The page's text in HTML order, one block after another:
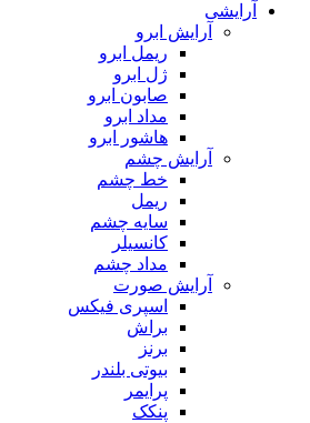
آرایشی
آرایش ابرو
ریمل ابرو
ژل ابرو
صابون ابرو
مداد ابرو
هاشور ابرو
آرایش چشم
خط چشم
ریمل
سایه چشم
کانسیلر
مداد چشم
آرایش صورت
اسپری فیکس
براش
برنز
بیوتی بلندر
پرایمر
پنکک